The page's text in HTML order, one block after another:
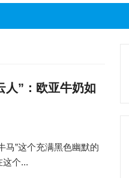
人”：欧亚牛奶如
马”这个充满黑色幽默的
这个...